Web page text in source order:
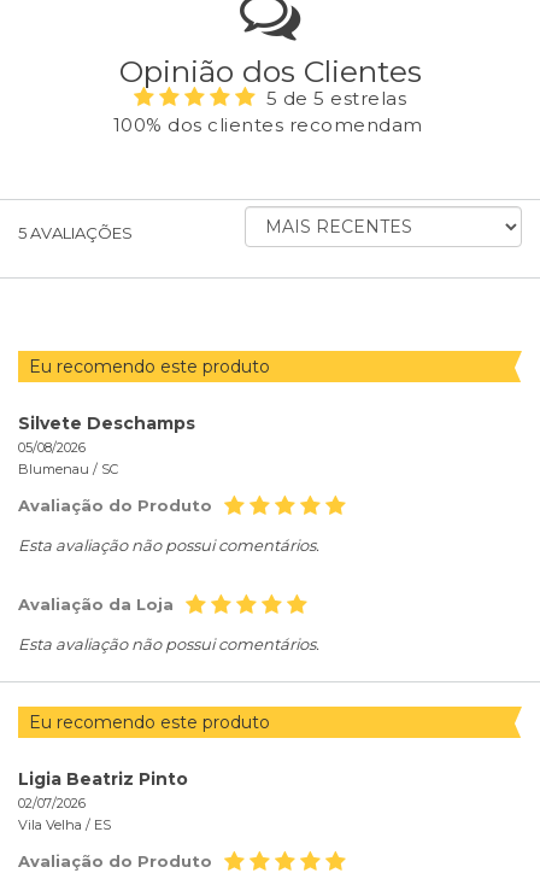
Opinião dos Clientes
5 de 5 estrelas
100% dos clientes recomendam
5AVALIAÇÕES
ORDENAR
AVALIAÇÕES
Eu recomendo este produto
Silvete Deschamps
05/08/2026
Blumenau / SC
Avaliação do Produto
Esta avaliação não possui comentários.
Avaliação da Loja
Esta avaliação não possui comentários.
Eu recomendo este produto
Ligia Beatriz Pinto
02/07/2026
Vila Velha / ES
Avaliação do Produto